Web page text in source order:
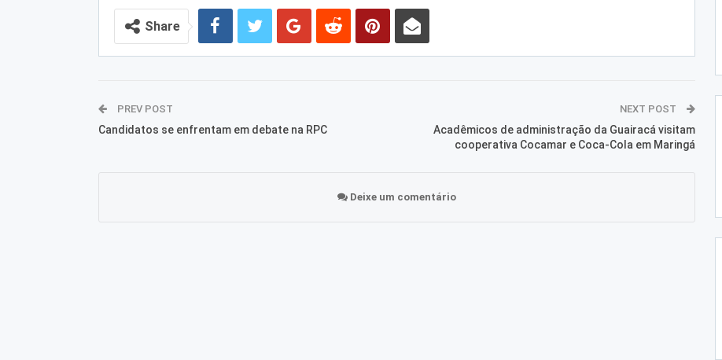
Share
PREV POST
Candidatos se enfrentam em debate na RPC
NEXT POST
Acadêmicos de administração da Guairacá visitam
cooperativa Cocamar e Coca-Cola em Maringá
Deixe um comentário